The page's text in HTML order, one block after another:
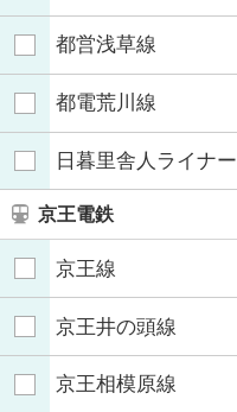
都営浅草線
都電荒川線
日暮里舎人ライナー
京王電鉄
京王線
京王井の頭線
京王相模原線